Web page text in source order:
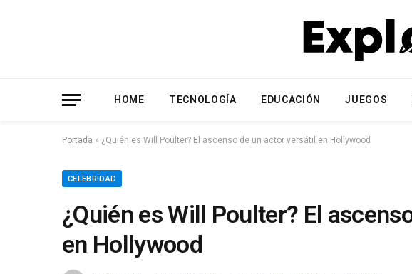
HOME TECNOLOGÍA EDUCACIÓN JUEGOS
Portada » ¿Quién es Will Poulter? El ascenso de un actor versátil en Hollywood
CELEBRIDAD
¿Quién es Will Poulter? El
en Hollywood